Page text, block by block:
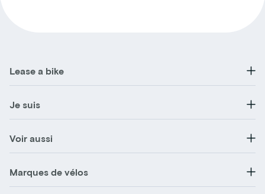
Lease a bike
Je suis
Voir aussi
Marques de vélos